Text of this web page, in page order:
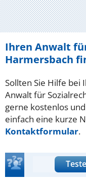
Ihren Anwalt
Harmersbach
Sollten Sie Hilfe bei
Anwalt für
gerne kostenlos
einfach eine kurze
Kontaktformular.